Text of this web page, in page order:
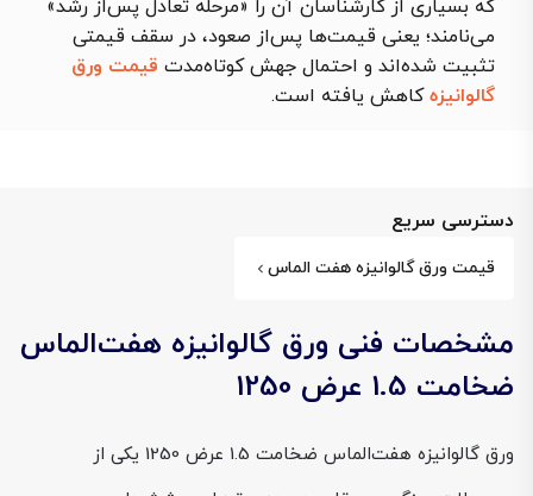
که بسیاری از کارشناسان آن را «مرحله تعادل پس‌از رشد»
می‌نامند؛ یعنی قیمت‌ها پس‌از صعود، در سقف قیمتی
تثبیت شده‌اند و احتمال جهش کوتاه‌مدت قیمت ورق
گالوانیزهکاهش یافته است.
دسترسی سریع
قیمت ورق گالوانیزه هفت الماس
مشخصات فنی ورق گالوانیزه هفت‌الماس
ضخامت 1.5 عرض 1250
ورق گالوانیزه هفت‌الماس ضخامت 1.5 عرض 1250 یکی از